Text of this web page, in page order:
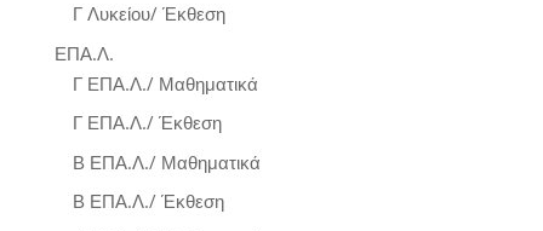
Γ Λυκείου/ Έκθεση
ΕΠΑ.Λ.
Γ ΕΠΑ.Λ./ Μαθηματικά
Γ ΕΠΑ.Λ./ Έκθεση
Β ΕΠΑ.Λ./ Μαθηματικά
Β ΕΠΑ.Λ./ Έκθεση